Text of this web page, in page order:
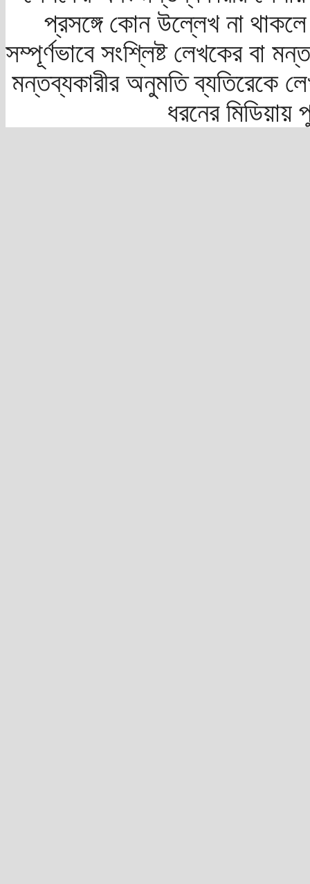
প্রসঙ্গে কোন উল্লেখ না
সম্পূর্ণভাবে সংশ্লিষ্ট লেখকের বা
মন্তব্যকারীর অনুমতি ব্যতিরেকে
ধরনের মিডিয়ায়